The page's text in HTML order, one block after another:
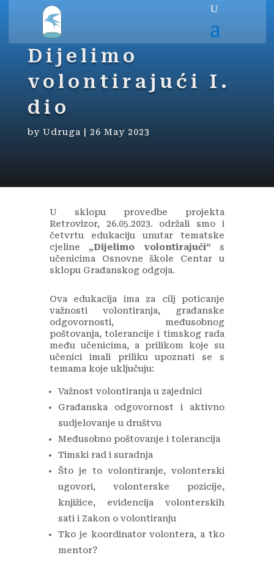
Dijelimo
volontirajući I.
dio
by Udruga 26 May 2023
U sklopu provedbe projekta
Retrovizor, 26.05.2023. održali smo i
četvrtu edukaciju unutar tematske
cjeline „Dijelimo volontirajući“ s
učenicima Osnovne škole Centar u
sklopu Građanskog odgoja.
Ova edukacija ima za cilj poticanje
važnosti volontiranja, građanske
odgovornosti, međusobnog
poštovanja, tolerancije i timskog rada
među učenicima, a prilikom koje su
učenici imali priliku upoznati se s
temama koje uključuju:
Važnost volontiranja u zajednici
Građanska odgovornost i aktivno
sudjelovanje u društvu
Međusobno poštovanje i tolerancija
Timski rad i suradnja
Što je to volontiranje, volonterski
ugovori, volonterske pozicije,
knjižice, evidencija volonterskih
sati i Zakon o volontiranju
Tko je koordinator volontera, a tko
mentor?